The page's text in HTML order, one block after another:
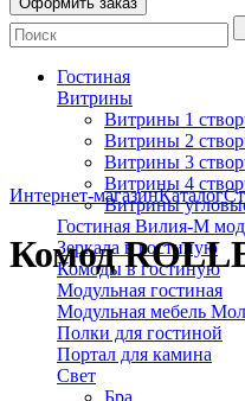
Гостиная
Витрины
Витрины 1
Витрины 2
Витрины 3
Витрины 4
Витрины
Гостиная Вилия-М
Зеркала в гостиную
Комоды в гостиную
Модульная гостиная
Модульная мебель
Полки для гостиной
Портал для камина
Свет
Интернет-магазинКаталог
Комод